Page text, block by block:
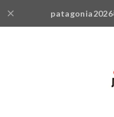
patagonia2026